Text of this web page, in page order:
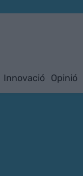
Innovació Opinió